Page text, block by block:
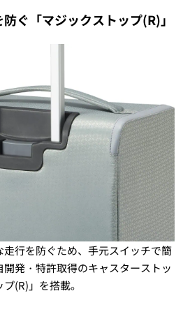
ぐ「マジックストップ(R)」
行を防ぐため、手元スイッチで簡
発・特許取得のキャスターストッ
(R)」を搭載。